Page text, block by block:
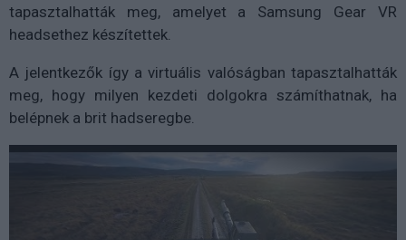
tapasztalhatták meg, amelyet a Samsung Gear VR
headsethez készítettek.
A jelentkezők így a virtuális valóságban tapasztalhatták
meg, hogy milyen kezdeti dolgokra számíthatnak, ha
belépnek a brit hadseregbe.